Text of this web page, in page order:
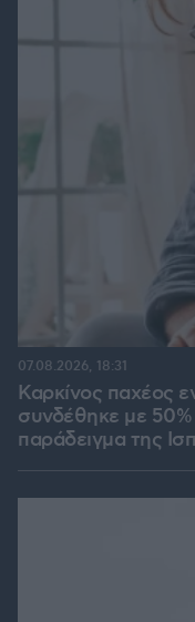
Καρκίνος παχέος
συνδέθηκε με
παράδειγμα της
07.08.2026, 18:31